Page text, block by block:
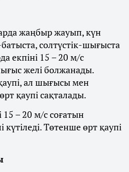
жаңбыр жауып, күн
солтүстік-шығыста
екпіні 15 – 20 м/с
желі болжанады.
ал шығысы мен
қаупі сақталады.
15 – 20 м/с соғатын
Төтенше өрт қаупі